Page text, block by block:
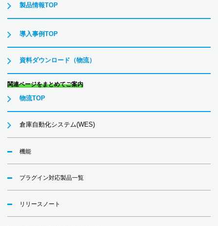
製品情報TOP
導入事例TOP
資料ダウンロード （物流）
関連ページをまとめてご案内
物流TOP
倉庫自動化システム(WES)
機能
プラグイン対応製品一覧
リリースノート